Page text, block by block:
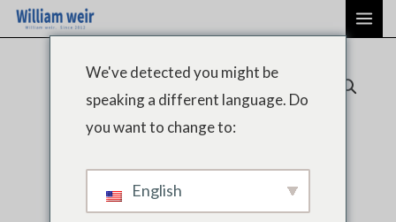
al
We've detected you might be
speaking a different language. Do
you want to change to:
English